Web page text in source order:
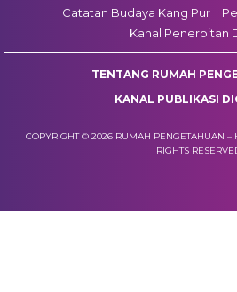
Catatan Budaya Kang Pur
Kanal Penerbitan
TENTANG RUMAH
KANAL PUBLIKASI
COPYRIGHT © 2026 RUMAH PENGETAHUAN –
RIGHTS